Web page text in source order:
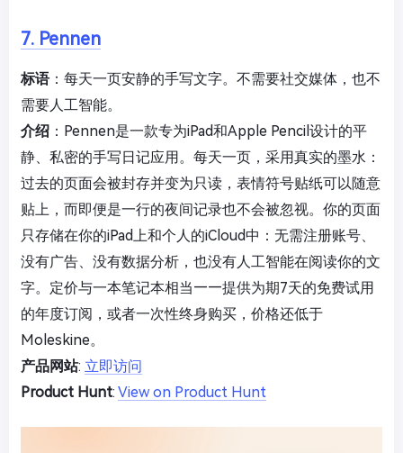
7. Pennen
标语：每天一页安静的手写文字。不需要社交媒体，也不
需要人工智能。
介绍 ：Pennen是一款专为iPad和Apple Pencil设计的平
静、私密的手写日记应用。每天一页，采用真实的墨水：
过去的页面会被封存并变为只读，表情符号贴纸可以随意
贴上，而即便是一行的夜间记录也不会被忽视。你的页面
只存储在你的iPad上和个人的iCloud中：无需注册账号、
没有广告、没有数据分析，也没有人工智能在阅读你的文
字。定价与一本笔记本相当——提供为期7天的免费试用
的年度订阅，或者一次性终身购买，价格还低于
Moleskine。
产品网站: 立即访问
Product Hunt: View on Product Hunt